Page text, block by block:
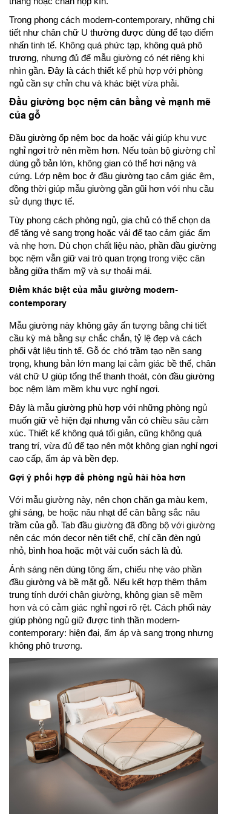
Trong phong cách modern-contemporary, những chi
tiết như chân chữ U thường được dùng để tạo điểm
nhấn tinh tế. Không quá phức tạp, không quá phô
trương, nhưng đủ để mẫu giường có nét riêng khi
nhìn gần. Đây là cách thiết kế phù hợp với phòng
ngủ cần sự chỉn chu và khác biệt vừa phải.
Đầu giường bọc nệm cân bằng vẻ mạnh mẽ
của gỗ
Đầu giường ốp nệm bọc da hoặc vải giúp khu vực
nghỉ ngơi trở nên mềm hơn. Nếu toàn bộ giường chỉ
dùng gỗ bản lớn, không gian có thể hơi nặng và
cứng. Lớp nệm bọc ở đầu giường tạo cảm giác êm,
đồng thời giúp mẫu giường gần gũi hơn với nhu cầu
sử dụng thực tế.
Tùy phong cách phòng ngủ, gia chủ có thể chọn da
để tăng vẻ sang trọng hoặc vải để tạo cảm giác ấm
và nhẹ hơn. Dù chọn chất liệu nào, phần đầu giường
bọc nệm vẫn giữ vai trò quan trọng trong việc cân
bằng giữa thẩm mỹ và sự thoải mái.
Điểm khác biệt của mẫu giường modern-
contemporary
Mẫu giường này không gây ấn tượng bằng chi tiết
cầu kỳ mà bằng sự chắc chắn, tỷ lệ đẹp và cách
phối vật liệu tinh tế. Gỗ óc chó trầm tạo nền sang
trọng, khung bản lớn mang lại cảm giác bề thế, chân
vát chữ U giúp tổng thể thanh thoát, còn đầu giường
bọc nệm làm mềm khu vực nghỉ ngơi.
Đây là mẫu giường phù hợp với những phòng ngủ
muốn giữ vẻ hiện đại nhưng vẫn có chiều sâu cảm
xúc. Thiết kế không quá tối giản, cũng không quá
trang trí, vừa đủ để tạo nên một không gian nghỉ ngơi
cao cấp, ấm áp và bền đẹp.
Gợi ý phối hợp để phòng ngủ hài hòa hơn
Với mẫu giường này, nên chọn chăn ga màu kem,
ghi sáng, be hoặc nâu nhạt để cân bằng sắc nâu
trầm của gỗ. Tab đầu giường đã đồng bộ với giường
nên các món decor nên tiết chế, chỉ cần đèn ngủ
nhỏ, bình hoa hoặc một vài cuốn sách là đủ.
Ánh sáng nên dùng tông ấm, chiếu nhẹ vào phần
đầu giường và bề mặt gỗ. Nếu kết hợp thêm thảm
trung tính dưới chân giường, không gian sẽ mềm
hơn và có cảm giác nghỉ ngơi rõ rệt. Cách phối này
giúp phòng ngủ giữ được tinh thần modern-
contemporary: hiện đại, ấm áp và sang trọng nhưng
không phô trương.